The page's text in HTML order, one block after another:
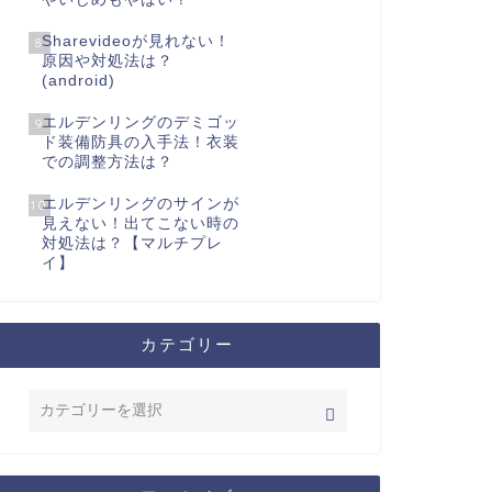
8Sharevideoが見れない！
原因や対処法は？
(android)
9エルデンリングのデミゴッ
ド装備防具の入手法！衣装
での調整方法は？
10エルデンリングのサインが
見えない！出てこない時の
対処法は？【マルチプレ
イ】
カテゴリー